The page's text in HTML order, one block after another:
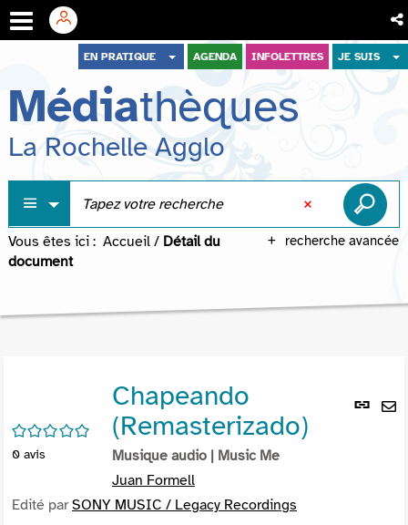
menu
contenu
recherche
EN PRATIQUE AGENDA INFOLETTRES JE SUIS
Médiathèques
La Rochelle Agglo
recherche avancée
Vous êtes ici : Accueil / Détail du
document
Lien
/5
0 avis
Chapeando
(Remasterizado)
Musique audio | Music Me
Juan Formell
Edité parSONY MUSIC / Legacy Recordings